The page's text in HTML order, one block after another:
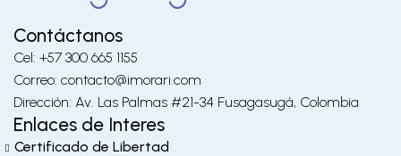
Contáctanos
Cel: +57 300 665 1155
Correo: contacto@imorari.com
Dirección: Av. Las Palmas #21-34 Fusagasugá, Colombia
Enlaces de Interes
Certificado de Libertad